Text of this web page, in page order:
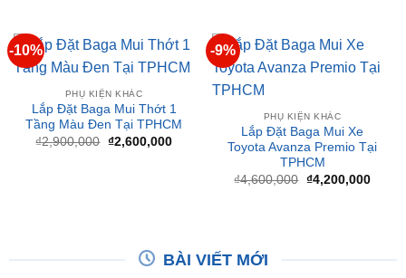
PHỤ KIỆN KHÁC
Lắp Đặt Baga Mui Thớt 1
Tầng Màu Đen Tại TPHCM
2,900,000 Giá
gốc
là:
₫2,900,000.
₫ 2,600,000
hiện
tại
là:
₫2,600,000.
PHỤ KIỆN KHÁC
Lắp Đặt Baga Mui Xe
TPHCM
4,600,000 Giá
gốc
là:
₫4,600,000.
₫4,200,000
hiện
tại